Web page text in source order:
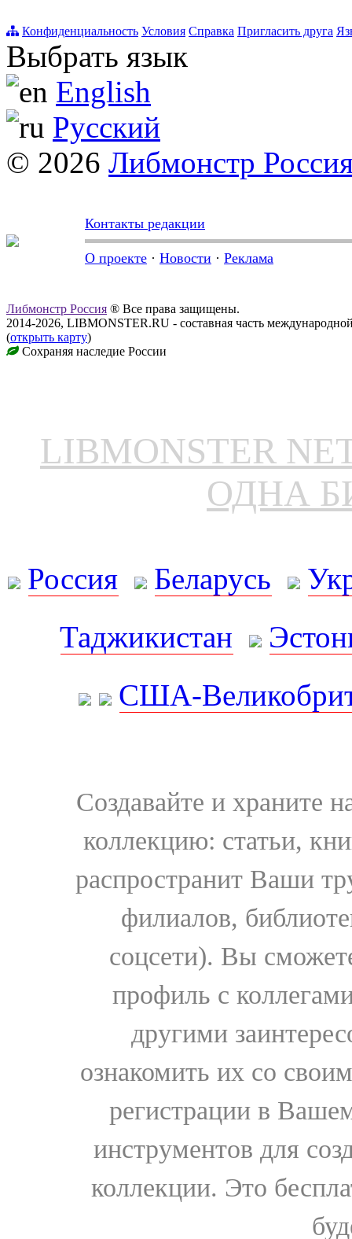
Конфиденциальность Условия Справка Пригласить друга
Выбрать язык
English
Русский
© 2026 Либмонстр
Контакты редакции
О проекте · Новости · Реклама
Либмонстр Россия ® Все права защищены.
2014-2026, LIBMONSTER.RU - составная часть
(открыть карту)
Сохраняя наследие России
LIBMONSTER
ОДНА
Россия Беларусь
Таджикистан
США-
Создавайте и храните
коллекцию: статьи,
распространит Ваши
филиалов,
соцсети). Вы
профиль с
другими
ознакомить их со
регистрации в
инструментов для
коллекции. Это